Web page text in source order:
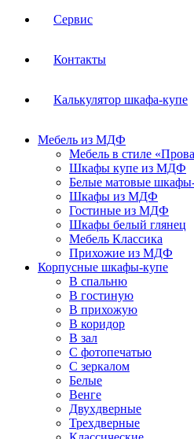
Сервис
Контакты
Калькулятор шкафа-купе
Мебель из МДФ
Мебель в стиле
Шкафы купе из МДФ
Белые матовые
Шкафы из МДФ
Гостиные из МДФ
Шкафы белый глянец
Мебель Классика
Прихожие из МДФ
Корпусные шкафы-купе
В спальню
В гостиную
В прихожую
В коридор
В зал
С фотопечатью
С зеркалом
Белые
Венге
Двухдверные
Трехдверные